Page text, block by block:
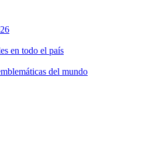
en todo el país
del mundo